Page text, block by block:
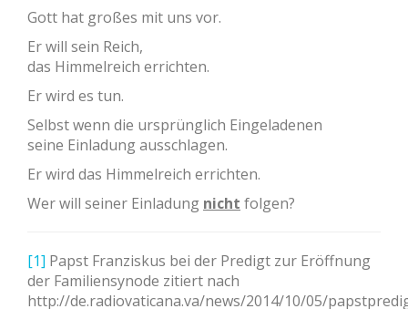
Gott hat großes mit uns vor.
Er will sein Reich,
das Himmelreich errichten.
Er wird es tun.
Selbst wenn die ursprünglich Eingeladenen
seine Einladung ausschlagen.
Er wird das Himmelreich errichten.
Wer will seiner Einladung nicht folgen?
[1] Papst Franziskus bei der Predigt zur Eröffnung
der Familiensynode zitiert nach
http://de.radiovaticana.va/news/2014/10/05/